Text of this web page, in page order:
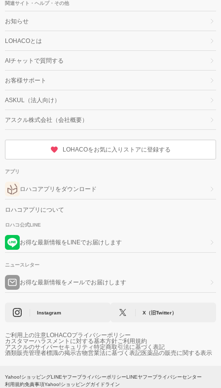
関連サイト・ヘルプ・その他
お知らせ
LOHACOとは
AIチャットで質問する
お客様サポート
ASKUL（法人向け）
アスクル株式会社（会社概要）
LOHACOをお気に入りストアに登録する
アプリ
ロハコアプリをダウンロード
ロハコアプリについて
ロハコ公式LINE
お得な最新情報をLINEでお届けします
ニュースレター
お得な最新情報をメールでお届けします
Instagram X（旧Twitter）
ご利用上の注意LOHACOプライバシーポリシー
カスタマーハラスメントに対する基本方針ご利用規約
アスクルのサイバーセキュリティ特定商取引法に基づく表記
酒類販売管理者標識の掲示古物営業法に基づく表記医薬品の販売に関する表示
Yahoo!ショッピングLINEヤフープライバシーポリシーLINEヤフープライバシーセンター
利用規約免責事項Yahoo!ショッピングガイドライン